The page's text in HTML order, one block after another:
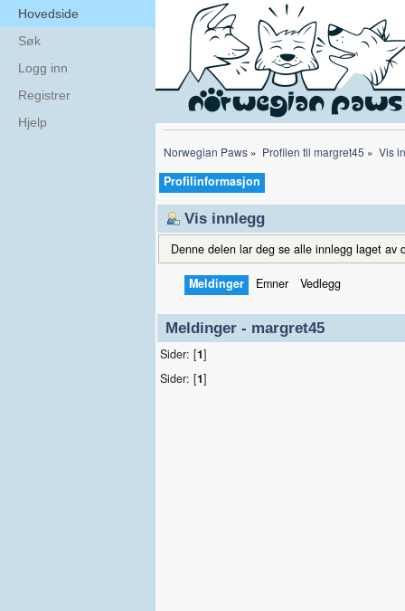
Hovedside
Søk
Logg inn
Registrer
Hjelp
Norwegian Paws » Profilen til margret45 » Vis
Profilinformasjon
Vis innlegg
Denne delen lar deg se alle innlegg laget
Meldinger Emner Vedlegg
Meldinger - margret45
Sider: [1]
Sider: [1]